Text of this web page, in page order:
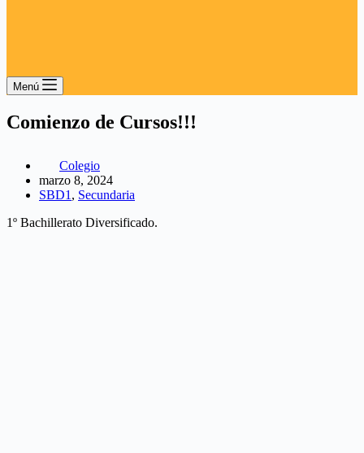
Menú
Comienzo de Cursos!!!
Colegio
marzo 8, 2024
SBD1 , Secundaria
1º Bachillerato Diversificado.